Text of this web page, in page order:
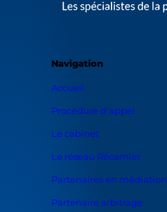
Navigation
Accueil
Procédure d’appel
Le cabinet
Le réseau Récamier
Partenaires en médiation
Partenaire arbitrage